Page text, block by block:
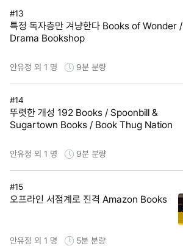
#13
특정 독자층만 겨냥한다 Books of Wonder /
Drama Bookshop
안유정 외 1 명 9분 분량
#14
뚜렷한 개성 192 Books / Spoonbill &
Sugartown Books / Book Thug Nation
안유정 외 1 명 9분 분량
#15
오프라인 서점계로 진격 Amazon Books
안유정 외 1 명 5분 분량